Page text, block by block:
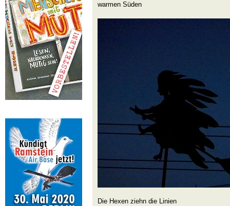
warmen Süden
Die Hexen ziehn die Linien